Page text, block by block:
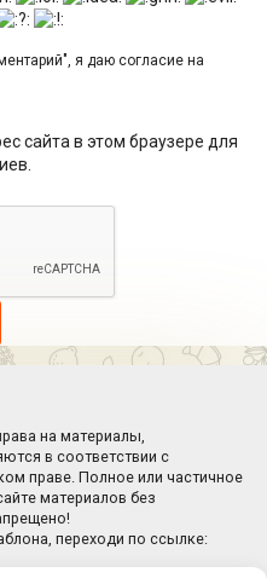
я даю согласие на
сайта в этом браузере для
на материалы,
в соответствии с
праве. Полное или частичное
материалов без
переходи по ссылке: